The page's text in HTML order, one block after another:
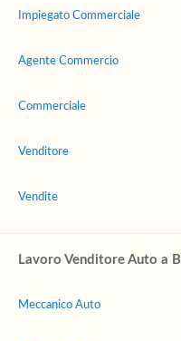
Impiegato Commerciale
Agente Commercio
Commerciale
Venditore
Vendite
Lavoro Venditore Auto a
Meccanico Auto